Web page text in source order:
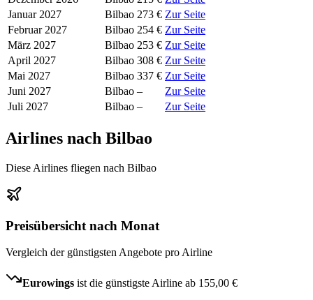
Januar 2027
Bilbao 273 € Zur Seite
Februar 2027
Bilbao 254 € Zur Seite
März 2027
Bilbao 253 € Zur Seite
April 2027
Bilbao 308 € Zur Seite
Mai 2027
Bilbao 337 € Zur Seite
Juni 2027
Bilbao –
Zur Seite
Juli 2027
Bilbao – Zur Seite
Airlines nach Bilbao
Diese Airlines fliegen nach Bilbao
Preisübersicht nach Monat
Vergleich der günstigsten Angebote pro Airline
Eurowings ist die günstigste Airline ab 155,00 €